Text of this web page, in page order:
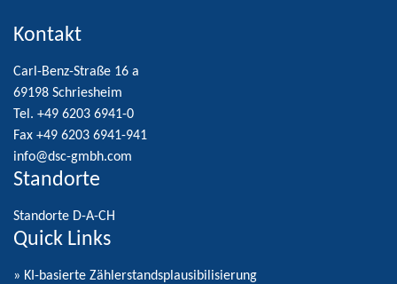
Kontakt
Carl-Benz-Straße 16 a
69198 Schriesheim
Tel. +49 6203 6941-0
Fax +49 6203 6941-941
info@dsc-gmbh.com
Standorte
Standorte D-A-CH
Quick Links
» KI-basierte Zählerstandsplausibilisierung